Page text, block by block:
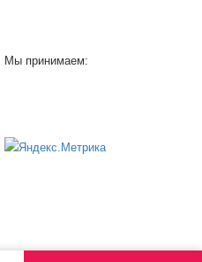
Мы принимаем: